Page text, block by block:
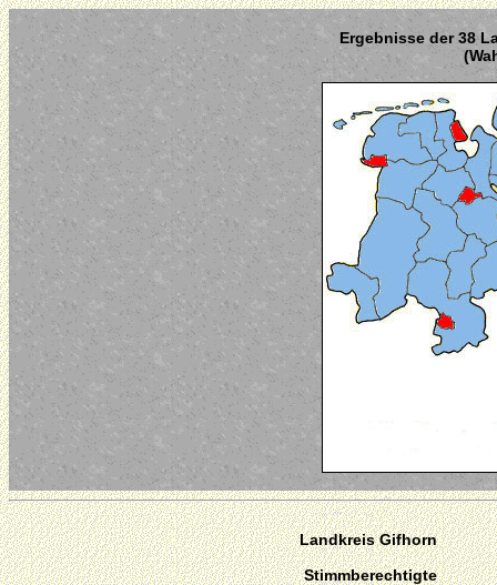
Ergebnisse der 38
Landkreis Gifhorn
Stimmberechtigte